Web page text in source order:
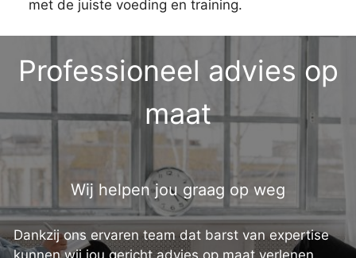
met de juiste voeding en training.
Professioneel advies op
maat
Wij helpen jou graag op weg
Dankzij ons ervaren team dat barst van expertise
kunnen wij jou gericht advies op maat verlenen.